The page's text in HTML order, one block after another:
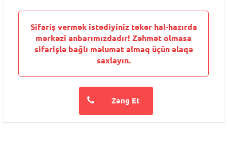
Sifariş vermək istədiyiniz təkər hal-hazırda
mərkəzi anbarımızdadır! Zəhmət olmasa
sifarişlə bağlı məlumat almaq üçün əlaqə
saxlayın.
Zəng Et